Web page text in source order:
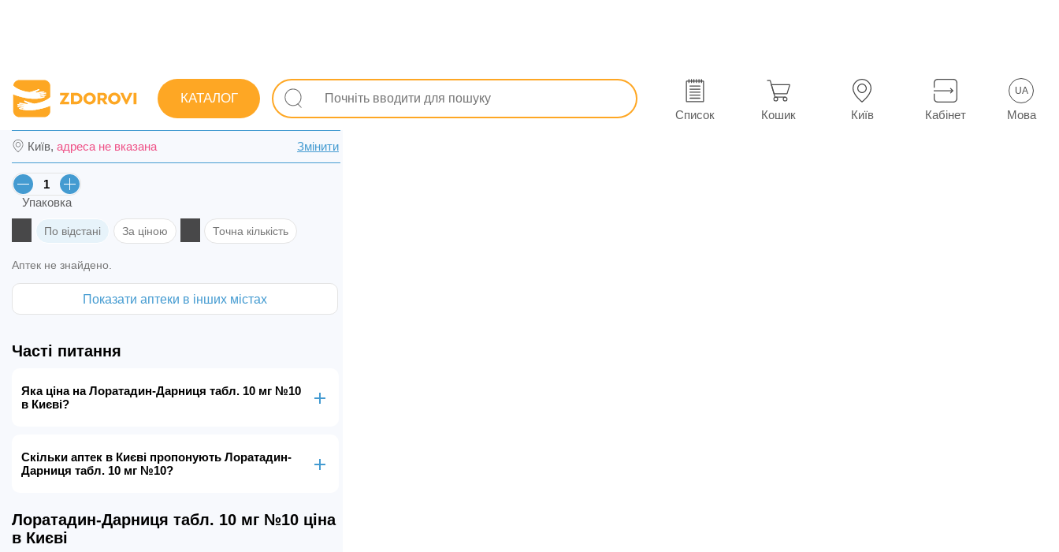
КАТАЛОГ
Список Кошик Київ Кабінет
UA
Мова
Пошук ліків Протиалергічні Від алергічного нежитю Лоратадин-Дарниця табл. 10 мг №10
Лоратадин-Дарниця табл. 10 мг №10 в Києві
Київ, адреса не вказана Змінити
Упаковка
По відстані За ціною Точна кількість
Аптек не знайдено.
Показати аптеки в інших містах
Часті питання
Яка ціна на Лоратадин-Дарниця табл. 10 мг №10
в Києві?
Скільки аптек в Києві пропонують Лоратадин-
Дарниця табл. 10 мг №10?
Лоратадин-Дарниця табл. 10 мг №10 ціна
в Києві